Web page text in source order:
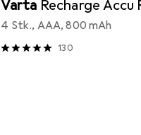
Varta Recharge Accu
4 Stk., AAA, 800 mAh
130